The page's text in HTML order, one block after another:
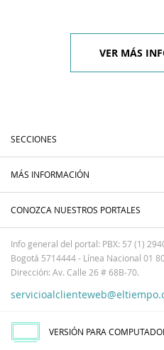
VER MÁS
SECCIONES
MÁS INFORMACIÓN
CONOZCA NUESTROS PORTALES
Info general del portal: PBX: 57 (1)
Bogotá 5714444 - Línea Nacional 01
Dirección: Av. Calle 26 # 68B-70.
VERSIÓN PARA